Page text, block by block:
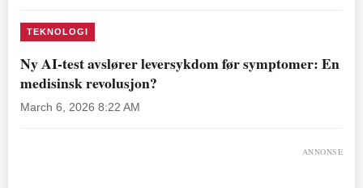
TEKNOLOGI
Ny AI-test avslører leversykdom før symptomer: En
medisinsk revolusjon?
March 6, 2026 8:22 AM
ANNONSE